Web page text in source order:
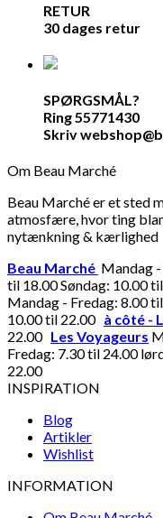
RETUR
30 dages retur
SPØRGSMÅL?
Ring 55771430
Skriv
Om Beau Marché
Beau Marché er et sted
atmosfære, hvor ting
nytænkning & kærlighed
Beau Marché Mandag
til 18.00 Søndag: 10.00
Mandag - Fredag: 8.00
10.00 til 22.00 à côté -
22.00 Les Voyageurs
Fredag: 7.30 til 24.00
22.00
INSPIRATION
Blog
Artikler
Wishlist
INFORMATION